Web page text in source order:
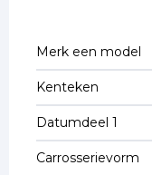
Merk een model
Kenteken
Datumdeel 1
Carrosserievorm